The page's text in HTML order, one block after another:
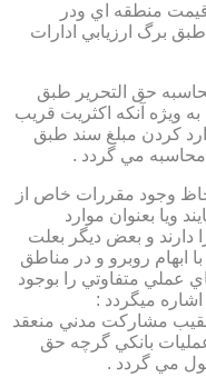
منطقه اي ودر
برگ ارزيابي ادارات
حق التحرير طبق
ويژه آنكه اكثريت قريب
وارد كردن مبلغ سند طبق
مي گردد .
وجود مقررات خاص از
ويا بعنوان موارد
دارند و بعض ديگر بعلت
ابهام روبرو و در مناطق
عملي متفاوتي را بوجود
ميگردد :
مشاركت مدني منعقد
تبصره ماده ۱۵ قاون عمليات بانكي گرچه حق
مي گردد .